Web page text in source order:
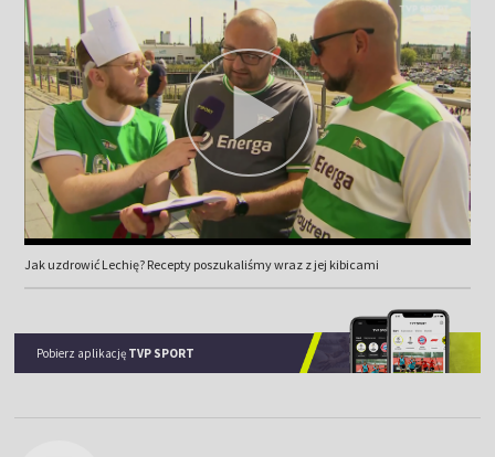
Jak uzdrowić Lechię? Recepty poszukaliśmy wraz z jej kibicami
Pobierz aplikację TVP SPORT